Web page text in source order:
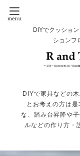
DIYでクッショ
ションフ
DIYで家具などの
とお考えの方は
な、踏み台昇降や
ルなどの作り方・